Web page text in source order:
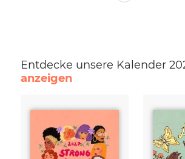
Entdecke unsere Kalender
anzeigen